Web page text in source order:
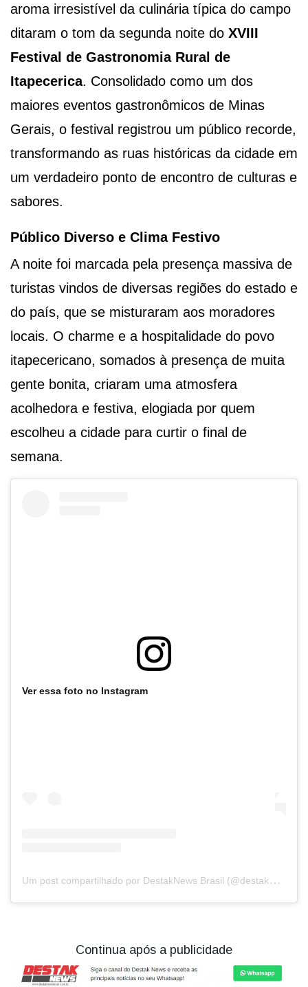
aroma irresistível da culinária típica do campo
ditaram o tom da segunda noite do XVIII
Festival de Gastronomia Rural de
Itapecerica. Consolidado como um dos
maiores eventos gastronômicos de Minas
Gerais, o festival registrou um público recorde,
transformando as ruas históricas da cidade em
um verdadeiro ponto de encontro de culturas e
sabores.
Público Diverso e Clima Festivo
A noite foi marcada pela presença massiva de
turistas vindos de diversas regiões do estado e
do país, que se misturaram aos moradores
locais. O charme e a hospitalidade do povo
itapecericano, somados à presença de muita
gente bonita, criaram uma atmosfera
acolhedora e festiva, elogiada por quem
escolheu a cidade para curtir o final de
semana.
Ver essa foto no Instagram
U
m post compartilhado por DestakNews Brasil (@destaknewsbrasiloficial)
Continua após a publicidade